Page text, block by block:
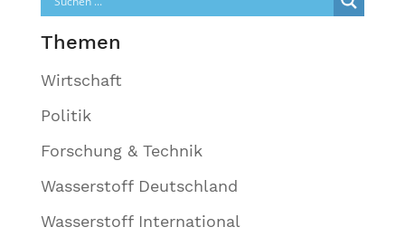
Themen
Wirtschaft
Politik
Forschung & Technik
Wasserstoff Deutschland
Wasserstoff International